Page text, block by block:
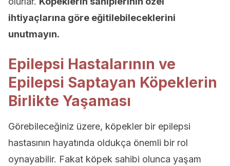
ihtiyaçlarına göre eğitilebileceklerini
unutmayın.
Epilepsi Hastalarının ve
Epilepsi Saptayan Köpeklerin
Birlikte Yaşaması
Görebileceğiniz üzere, köpekler bir epilepsi
hastasının hayatında oldukça önemli bir rol
oynayabilir. Fakat köpek sahibi olunca yaşam